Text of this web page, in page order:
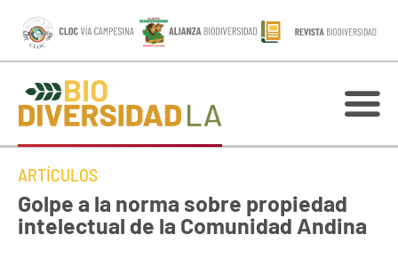
ARTÍCULOS
Golpe a la norma sobre propiedad
intelectual de la Comunidad Andina